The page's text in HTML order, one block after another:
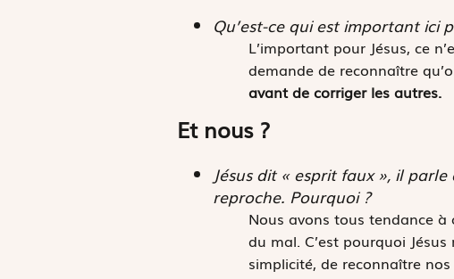
Qu’est-ce qui est important ici
L’important pour Jésus, ce
demande de reconnaître
avant de corriger les autres.
Et nous ?
Jésus dit « esprit faux », il
reproche. Pourquoi ?
Nous avons tous tendance à
du mal. C’est pourquoi
simplicité, de reconnaître